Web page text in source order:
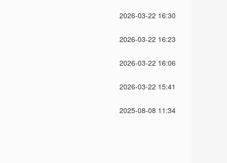
2026-03-22 16:30
2026-03-22 16:23
2026-03-22 16:06
2026-03-22 15:41
2025-08-08 11:34